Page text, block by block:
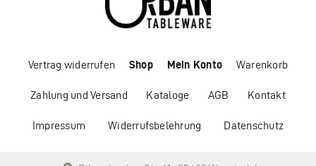
Shop Warenkorb
Zahlung und Versand Kataloge AGB Kontakt
Mein Konto
Widerrufsbelehrung
Impressum Datenschutz
Vertrag widerrufen